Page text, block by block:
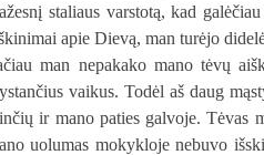
staliaus varstotą, kad
apie Dievą, man turėjo
man nepakako mano tėvų
vaikus. Todėl aš daug
ir mano paties galvoje. Tėvas
uolumas mokykloje nebuvo